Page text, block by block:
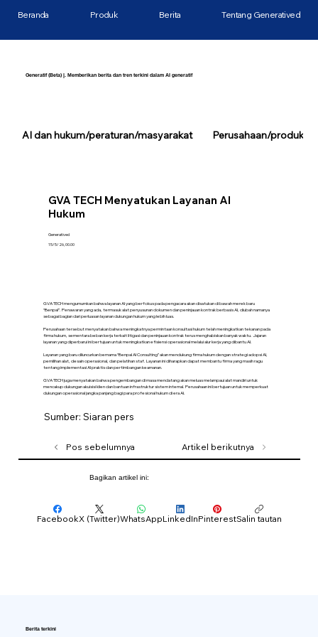
Generatif (Beta) |. Memberikan berita dan tren terkini dalam AI generatif
GVA TECH Menyatukan Layanan AI
Hukum
Generatived
15/5/26, 00.00
GVA TECH mengumumkan bahwa layanan AI yang berfokus pada pengacara akan disatukan di bawah merek baru
“Benpal”. Penawaran yang ada, termasuk alat penyusunan dokumen dan peninjauan kontrak berbasis AI, diubah namanya
sebagai bagian dari perluasan layanan dukungan hukum yang lebih luas.
Perusahaan tersebut menyatakan bahwa meningkatnya permintaan konsultasi hukum telah meningkatkan tekanan pada
firma hukum, sementara beban kerja terkait litigasi dan peninjauan kontrak terus menghabiskan banyak waktu. Jajaran
layanan yang diperbarui ini bertujuan untuk meningkatkan efisiensi operasional melalui alur kerja yang dibantu AI.
Layanan yang baru diluncurkan bernama “Benpal AI Consulting” akan mendukung firma hukum dengan strategi adopsi AI,
pemilihan alat, desain operasional, dan pelatihan staf. Layanan ini diharapkan dapat membantu firma yang masih ragu
tentang implementasi AI praktis dan pertimbangan keamanan.
GVA TECH juga menyatakan bahwa pengembangan di masa mendatang akan meluas melampaui alat mandiri untuk
mencakup dukungan akuisisi klien dan bantuan infrastruktur sistem internal. Perusahaan ini bertujuan untuk memperkuat
dukungan operasional jangka panjang bagi para profesional hukum di era AI.
Sumber: Siaran pers
Pos sebelumnya Artikel berikutnya
Beranda Produk Berita Tentang Generatived
Bagikan artikel ini:
FacebookX (Twitter)WhatsAppLinkedInPinterestSalin tautan
AI dan hukum/peraturan/masyarakat Perusahaan/produk/
Berita terkini